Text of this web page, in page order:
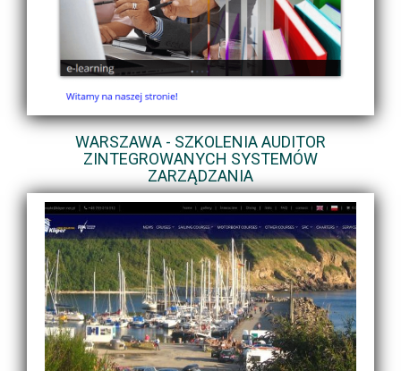
WARSZAWA - SZKOLENIA AUDITOR
ZINTEGROWANYCH SYSTEMÓW
ZARZĄDZANIA